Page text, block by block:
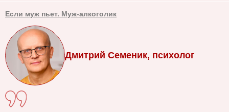
Если муж пьет. Муж-алкоголик
Дмитрий Семеник, психолог